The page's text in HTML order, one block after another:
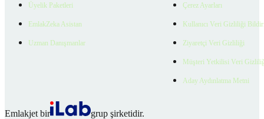
Üyelik Paketleri
EmlakZeka Asistan
Uzman Danışmanlar
Çerez Ayarları
Kullanıcı Veri Gizliliği
Ziyaretçi Veri Gizliliği
Müşteri Yetkilisi Veri
Aday Aydınlatma Metni
Emlakjet bir
grup şirketidir.